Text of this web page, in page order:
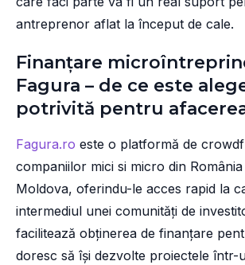
antreprenor aflat la început de cale.
Finanțare
Fagura – de ce este
potrivită pentru
Fagura.ro este o platformă de
companiilor mici si micro din
Moldova, oferindu-le acces rapid la
intermediul unei comunități de
facilitează obținerea de finanțare
doresc să își dezvolte proiectele într-